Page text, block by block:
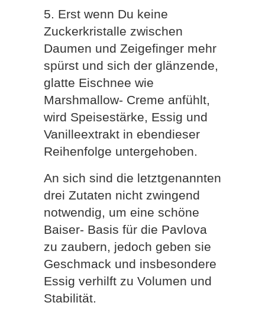
5. Erst wenn Du keine
Zuckerkristalle zwischen
Daumen und Zeigefinger mehr
spürst und sich der glänzende,
glatte Eischnee wie
Marshmallow- Creme anfühlt,
wird Speisestärke, Essig und
Vanilleextrakt in ebendieser
Reihenfolge untergehoben.
An sich sind die letztgenannten
drei Zutaten nicht zwingend
notwendig, um eine schöne
Baiser- Basis für die Pavlova
zu zaubern, jedoch geben sie
Geschmack und insbesondere
Essig verhilft zu Volumen und
Stabilität.